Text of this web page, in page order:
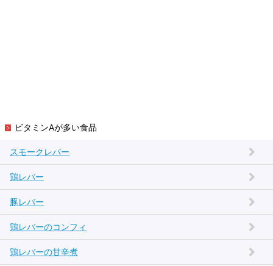
ビタミンAが多い食品
スモークレバー
鶏レバー
豚レバー
鶏レバーのコンフィ
鶏レバーの甘辛煮